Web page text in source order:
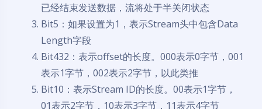
已经结束发送数据，流将处于半关闭状态
Bit5：如果设置为1，表示Stream头中包含Data
Length字段
Bit432：表示offset的长度。000表示0字节，001
表示1字节，002表示2字节，以此类推
Bit10：表示Stream ID的长度。00表示1字节，
01表示2字节，10表示3字节，11表示4字节